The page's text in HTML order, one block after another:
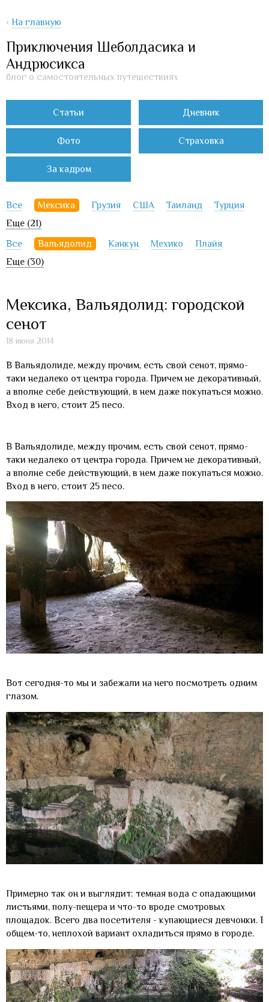
‹ На главную
Приключения Шеболдасика и
Андрюсикса
блог о самостоятельных путешествиях
Статьи Дневник
Фото Страховка
За кадром
Все Мексика Грузия США Таиланд
Турция
Еще (21)
Все
Вальядолид Канкун Мехико
Плайя
Еще (30)
Мексика, Вальядолид: городской
сенот
18 июня 2014
В Вальядолиде, между прочим, есть свой сенот, прямо-
таки недалеко от центра города. Причем не декоративный,
а вполне себе действующий, в нем даже покупаться можно.
Вход в него, стоит 25 песо.
В Вальядолиде, между прочим, есть свой сенот, прямо-
таки недалеко от центра города. Причем не декоративный,
а вполне себе действующий, в нем даже покупаться можно.
Вход в него, стоит 25 песо.
Вот сегодня-то мы и забежали на него посмотреть одним
глазом.
Примерно так он и выглядит: темная вода с опадающими
листьями, полу-пещера и что-то вроде смотровых
площадок. Всего два посетителя - купающиеся девчонки. В
общем-то, неплохой вариант охладиться прямо в городе.